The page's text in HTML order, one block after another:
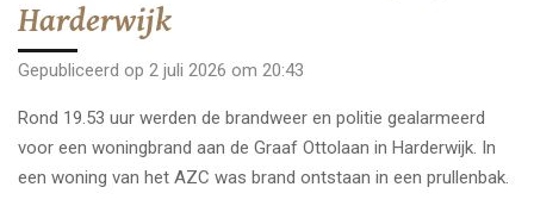
Harderwijk
Gepubliceerd op 2 juli 2026 om 20:43
Rond 19.53 uur werden de brandweer en politie gealarmeerd
voor een woningbrand aan de Graaf Ottolaan in Harderwijk. In
een woning van het AZC was brand ontstaan in een prullenbak.